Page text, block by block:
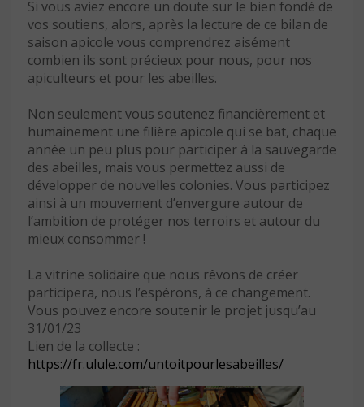
Si vous aviez encore un doute sur le bien fondé de
vos soutiens, alors, après la lecture de ce bilan de
saison apicole vous comprendrez aisément
combien ils sont précieux pour nous, pour nos
apiculteurs et pour les abeilles.
Non seulement vous soutenez financièrement et
humainement une filière apicole qui se bat, chaque
année un peu plus pour participer à la sauvegarde
des abeilles, mais vous permettez aussi de
développer de nouvelles colonies. Vous participez
ainsi à un mouvement d’envergure autour de
l’ambition de protéger nos terroirs et autour du
mieux consommer !
La vitrine solidaire que nous rêvons de créer
participera, nous l’espérons, à ce changement.
Vous pouvez encore soutenir le projet jusqu’au
31/01/23
Lien de la collecte :
https://fr.ulule.com/untoitpourlesabeilles/